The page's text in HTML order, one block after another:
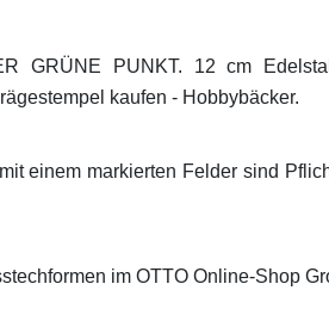
GRÜNE PUNKT. 12 cm
kaufen - Hobbybäcker.
einem markierten Felder sind
im OTTO Online-Shop